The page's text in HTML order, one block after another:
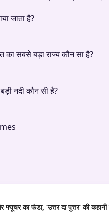
जाता है?
का सबसे बड़ा राज्य कौन सा है?
नदी कौन सी है?
का फंडा, ‘उत्तर दा पुत्तर’ की